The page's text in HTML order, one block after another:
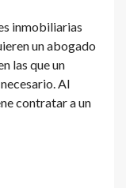
inmobiliarias
un abogado
las que un
Al
contratar a un